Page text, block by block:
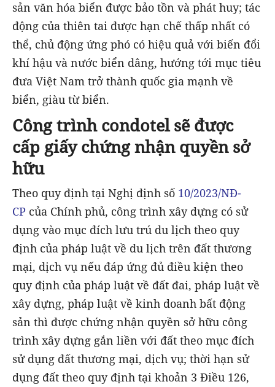
sản văn hóa biển được bảo tồn và phát huy; tác
động của thiên tai được hạn chế thấp nhất có
thể, chủ động ứng phó có hiệu quả với biến đổi
khí hậu và nước biển dâng, hướng tới mục tiêu
đưa Việt Nam trở thành quốc gia mạnh về
biển, giàu từ biển.
Công trình condotel sẽ được
cấp giấy chứng nhận quyền sở
hữu
Theo quy định tại Nghị định số 10/2023/NĐ-
CP của Chính phủ, công trình xây dựng có sử
dụng vào mục đích lưu trú du lịch theo quy
định của pháp luật về du lịch trên đất thương
mại, dịch vụ nếu đáp ứng đủ điều kiện theo
quy định của pháp luật về đất đai, pháp luật về
xây dựng, pháp luật về kinh doanh bất động
sản thì được chứng nhận quyền sở hữu công
trình xây dựng gắn liền với đất theo mục đích
sử dụng đất thương mại, dịch vụ; thời hạn sử
dụng đất theo quy định tại khoản 3 Điều 126,